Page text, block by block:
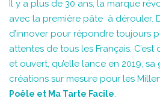
Il y a plus de 30 ans, la marque
avec la première pâte à dérouler.
d’innover pour répondre toujours
attentes de tous les Français.
et ouvert, qu’elle lance en 2019,
créations sur mesure pour les
Poêle et Ma Tarte Facile.